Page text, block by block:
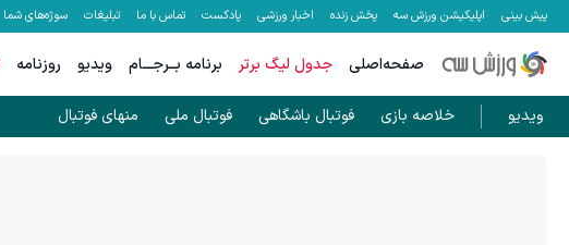
پیش بینی اپلیکیشن ورزش سه پخش زنده اخبار ورزشی پادکست تماس با ما تبلیغات سوژه‌های شما
صفحه‌اصلی جدول لیگ برتر برنامه بــرجـــام ویدیو روزنامه
ویدیو خلاصه بازی فوتبال باشگاهی فوتبال ملی منهای فوتبال